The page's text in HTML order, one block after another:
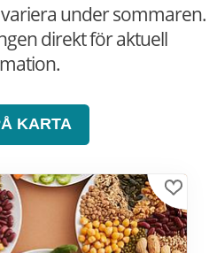
under sommaren.
direkt för aktuell
KARTA